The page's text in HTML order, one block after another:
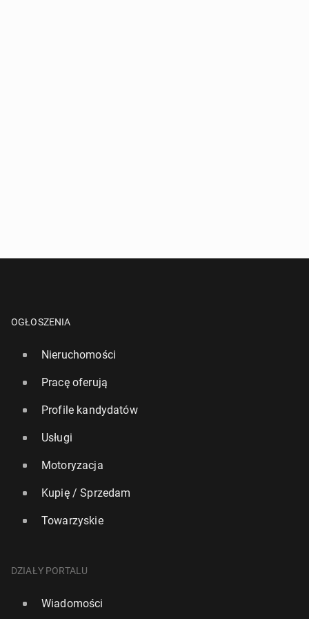
OGŁOSZENIA
Nieruchomości
Pracę oferują
Profile kandydatów
Usługi
Motoryzacja
Kupię / Sprzedam
Towarzyskie
DZIAŁY PORTALU
Wiadomości